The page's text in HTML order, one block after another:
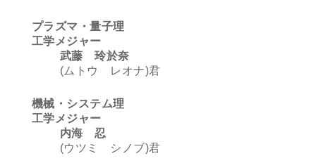
プラズマ・量子理
工学メジャー
武藤 玲於奈
(ムトウ レオナ)君
機械・システム理
工学メジャー
内海 忍
(ウツミ シノブ)君